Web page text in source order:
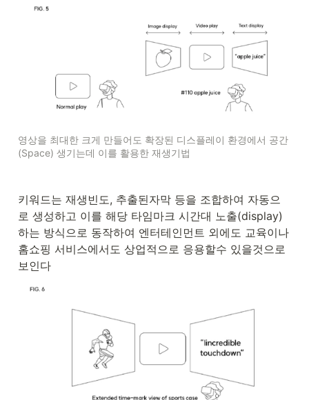
영상을 최대한 크게 만들어도 확장된 디스플레이 환경에서 공간
(Space) 생기는데 이를 활용한 재생기법
키워드는 재생빈도, 추출된자막 등을 조합하여 자동으
로 생성하고 이를 해당 타임마크 시간대 노출(display)
하는 방식으로 동작하여 엔터테인먼트 외에도 교육이나
홈쇼핑 서비스에서도 상업적으로 응용할수 있을것으로
보인다